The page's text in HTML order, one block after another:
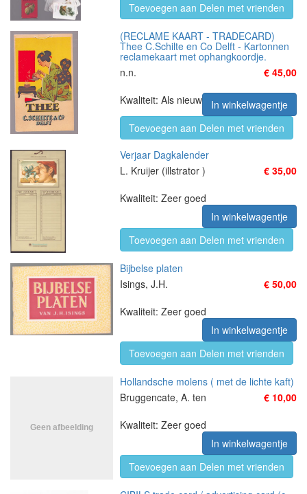
Toevoegen aan Delen met vrienden
(RECLAME KAART - TRADECARD)
Thee C.Schilte en Co Delft - Kartonnen
reclamekaart met ophangkoordje.
n.n.
€ 45,00
Kwaliteit: Als nieuw
In winkelwagentje
Toevoegen aan Delen met vrienden
Verjaar Dagkalender
L. Kruijer (illstrator )
€ 35,00
Kwaliteit: Zeer goed
In winkelwagentje
Toevoegen aan Delen met vrienden
Bijbelse platen
Isings, J.H.
€ 50,00
Kwaliteit: Zeer goed
In winkelwagentje
Toevoegen aan Delen met vrienden
Hollandsche molens ( met de lichte kaft)
Bruggencate, A. ten
€ 10,00
Kwaliteit: Zeer goed
In winkelwagentje
Toevoegen aan Delen met vrienden